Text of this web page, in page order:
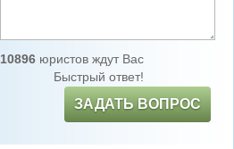
10896юристов ждут Вас
Быстрый ответ!
ЗАДАТЬ ВОПРОС